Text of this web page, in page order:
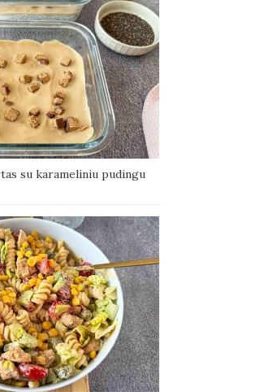
su karameliniu pudingu